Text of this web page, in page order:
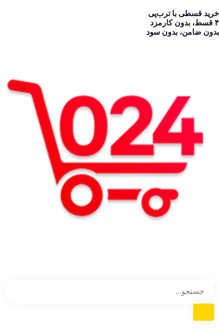
خرید قسطی با ترب‌پی
۴ قسط، بدون کارمزد
بدون ضامن، بدون سود